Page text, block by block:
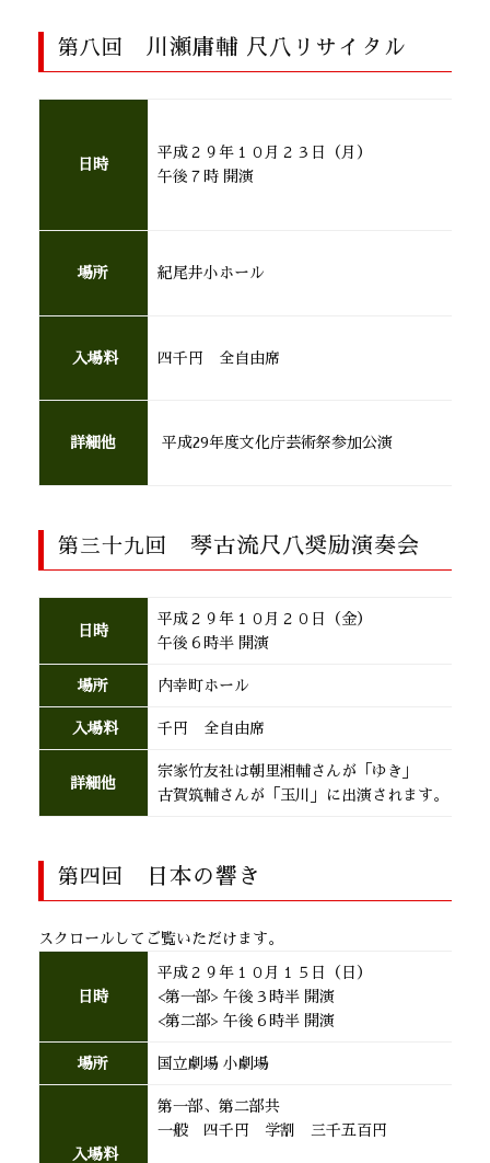
第八回 川瀬庸輔 尺八リサイタル
日時
平成２９年１０月２３日（月）
午後７時 開演
場所 紀尾井小ホール
入場料 四千円 全自由席
詳細他 平成29年度文化庁芸術祭参加公演
第三十九回 琴古流尺八奨励演奏会
日時
平成２９年１０月２０日（金）
午後６時半 開演
場所 内幸町ホール
入場料 千円 全自由席
詳細他
宗家竹友社は朝里湘輔さんが「ゆき」
古賀筑輔さんが「玉川」に出演されます。
第四回 日本の響き
スクロールしてご覧いただけます。
日時
平成２９年１０月１５日（日）
<第一部> 午後３時半 開演
<第二部> 午後６時半 開演
場所 国立劇場 小劇場
入場料
第一部、第二部共
一般 四千円 学割 三千五百円